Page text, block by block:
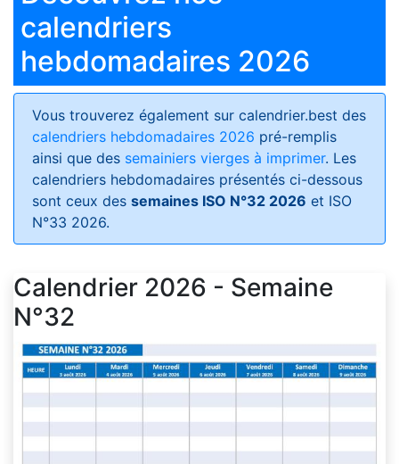
calendriers
hebdomadaires 2026
Vous trouverez également sur calendrier.best des
calendriers hebdomadaires 2026 pré-remplis
ainsi que des semainiers vierges à imprimer. Les
calendriers hebdomadaires présentés ci-dessous
sont ceux des semaines ISO N°32 2026 et ISO
N°33 2026.
Calendrier 2026 - Semaine
N°32